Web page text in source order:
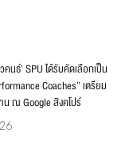
นธ์’ SPU ได้รับคัดเลือกเป็น
Coaches” เตรียม
ณ Google สิงคโปร์